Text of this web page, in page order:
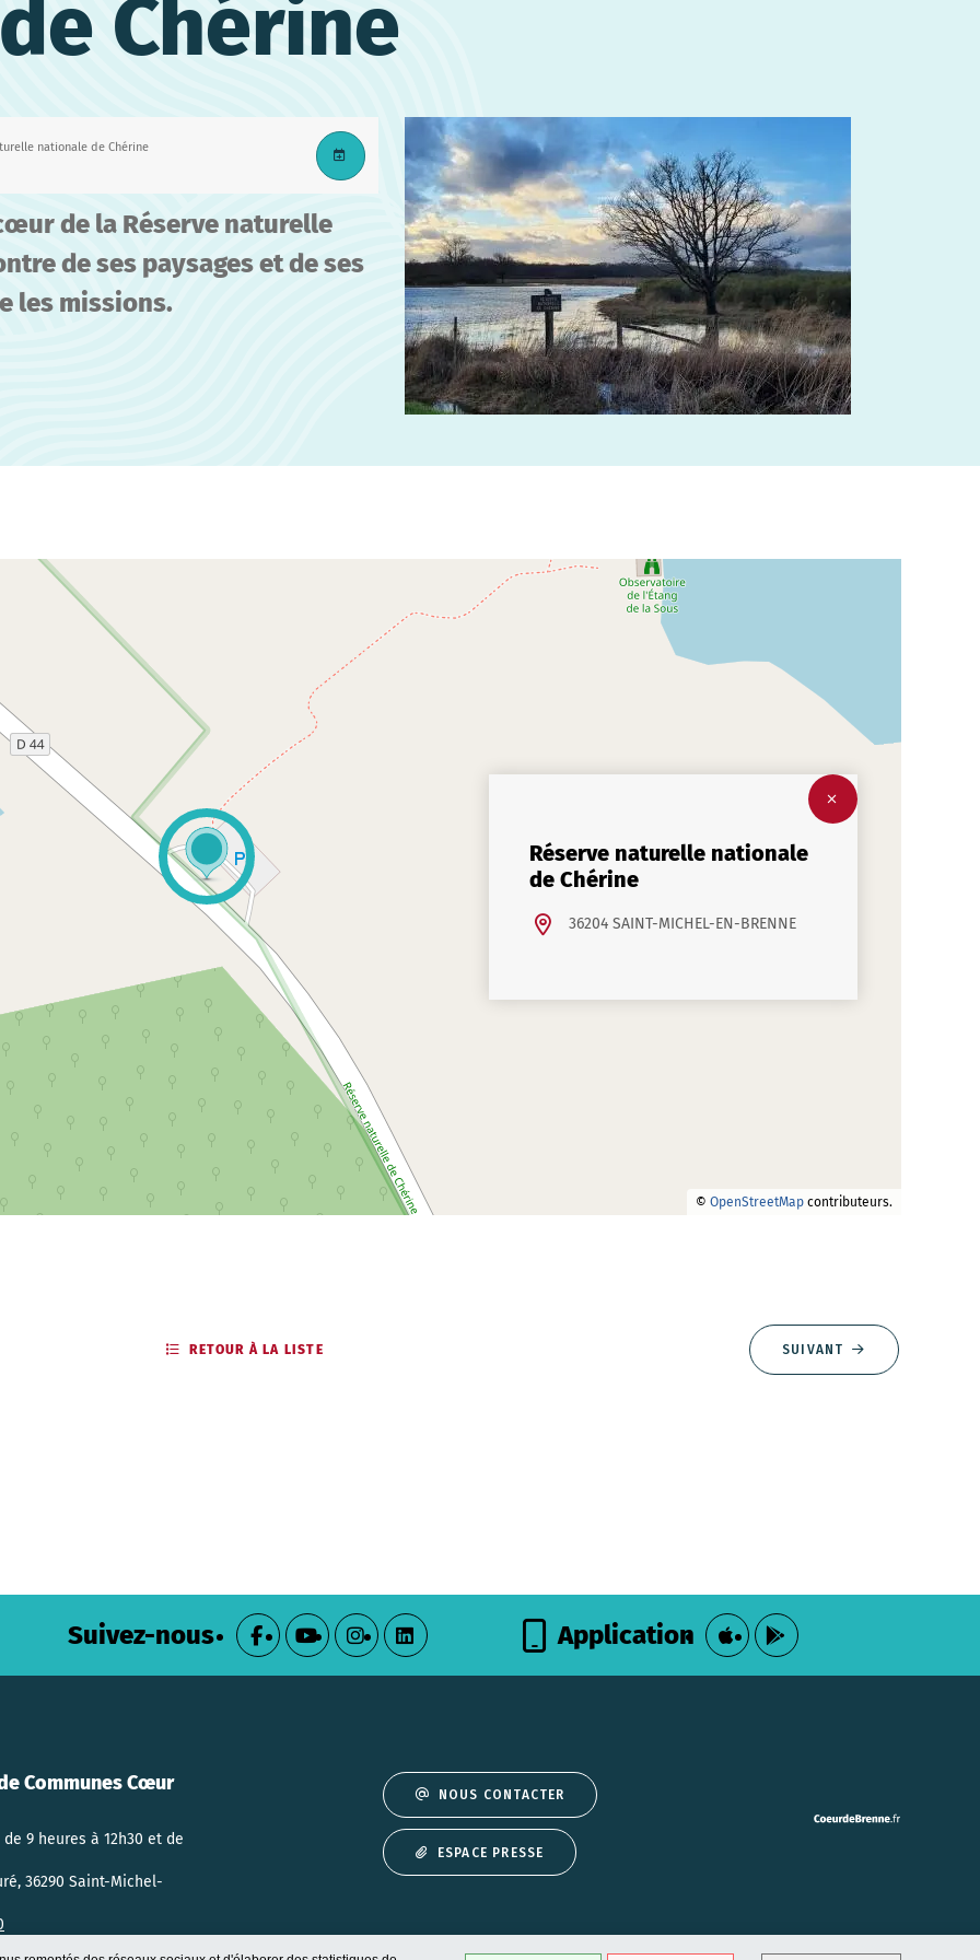
Chérine
nationale de Chérine
de la Réserve naturelle
de ses paysages et de ses
les missions.
© OpenStreetMap contributeurs.
Réserve naturelle nationale
de Chérine
36204 SAINT-MICHEL-EN-BRENNE
RETOUR À LA LISTE SUIVANT
Suivez-nous Application
Communes Cœur
9 heures à 12h30 et de
36290 Saint-Michel-
NOUS CONTACTER
ESPACE PRESSE